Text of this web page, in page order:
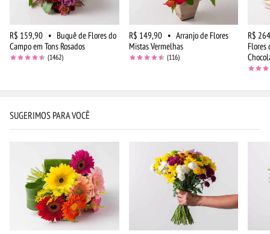
R$ 159,90 • Buquê de Flores do
Campo em Tons Rosados
(1462)
R$ 149,90 • Arranjo de Flores
Mistas Vermelhas
(116)
R$
Flores
SUGERIMOS PARA VOCÊ